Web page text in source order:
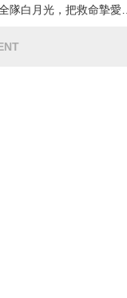
隊白月光，把救命摯愛當